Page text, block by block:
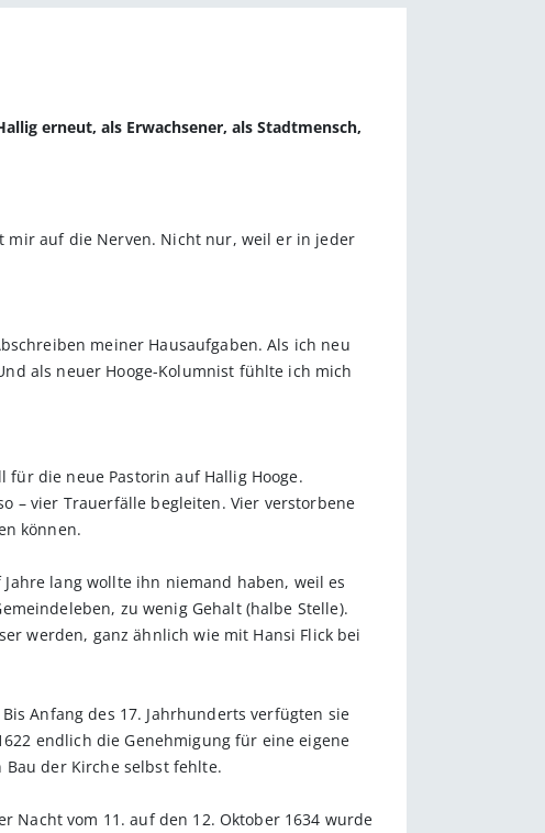
erneut, als Erwachsener, als Stadtmensch,
mir auf die Nerven. Nicht nur, weil er in jeder
meiner Hausaufgaben. Als ich neu
als neuer Hooge-Kolumnist fühlte ich mich
die neue Pastorin auf Hallig Hooge.
– vier Trauerfälle begleiten. Vier verstorbene
können.
lang wollte ihn niemand haben, weil es
zu wenig Gehalt (halbe Stelle).
werden, ganz ähnlich wie mit Hansi Flick bei
Anfang des 17. Jahrhunderts verfügten sie
endlich die Genehmigung für eine eigene
der Kirche selbst fehlte.
Nacht vom 11. auf den 12. Oktober 1634 wurde